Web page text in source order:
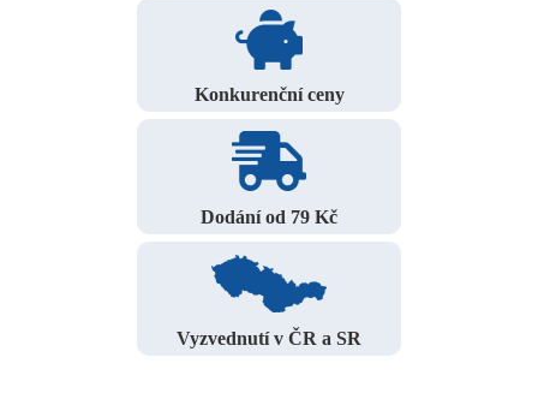
Konkurenční ceny
Dodání od 79 Kč
Vyzvednutí v ČR a SR